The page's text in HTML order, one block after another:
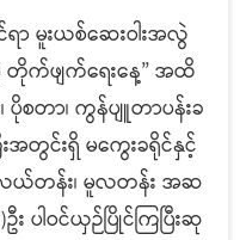
မူးယစ်ဆေးဝါးအလွဲ
တိုက်ဖျက်ရေးနေ့” အထိ
ပိုစတာ၊ ကွန်ပျူတာပန်းခ
တွင်းရှိ မကွေးခရိုင်နှင့်
ယ်တန်း၊ မူလတန်း အဆ
း ပါဝင်ယှဉ်ပြိုင်ကြပြီးဆု